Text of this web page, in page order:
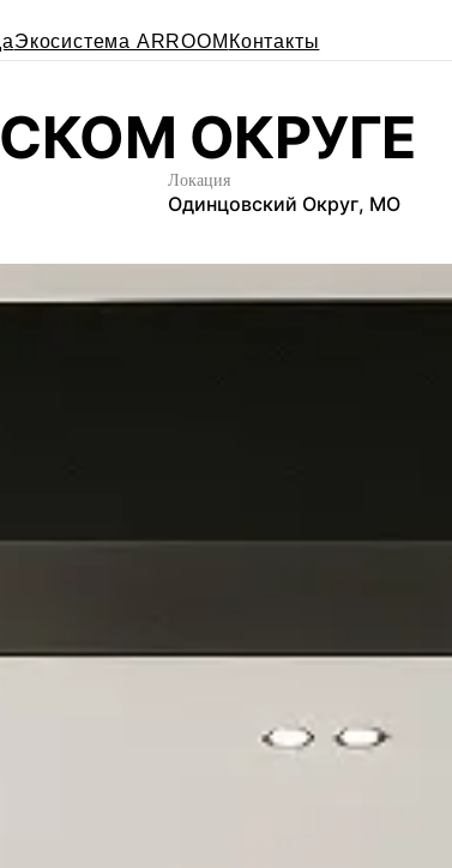
Экосистема ARROOM Контакты
ОКРУГЕ
Локация
Одинцовский Округ, МО